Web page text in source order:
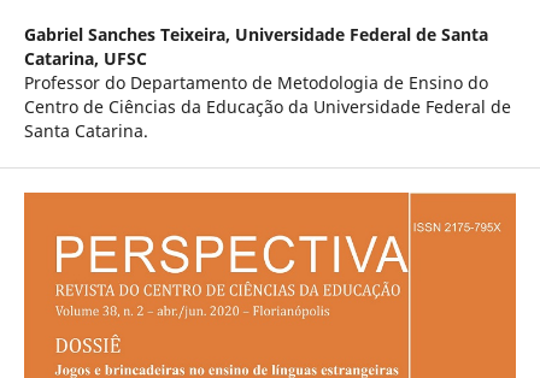
Gabriel Sanches Teixeira, Universidade Federal de Santa
Catarina, UFSC
Professor do Departamento de Metodologia de Ensino do
Centro de Ciências da Educação da Universidade Federal de
Santa Catarina.